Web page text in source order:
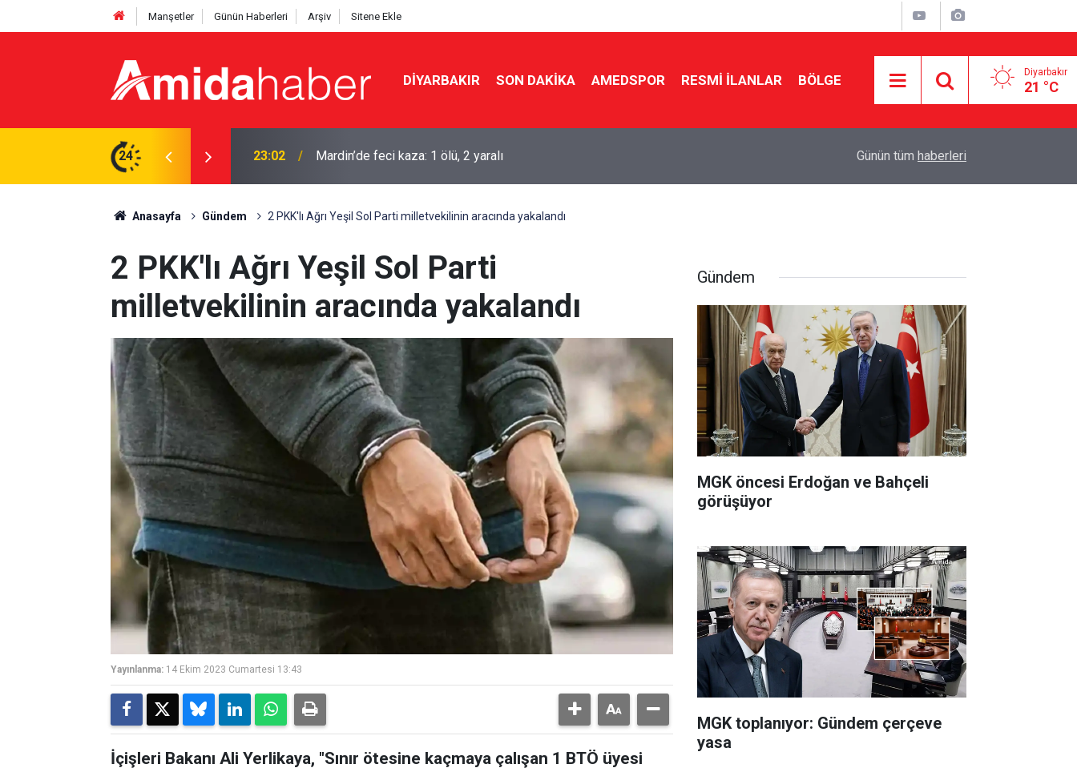
Manşetler Günün Haberleri Arşiv Sitene Ekle
DIYARBAKIR SON DAKIKA AMEDSPOR RESMI İLANLAR BÖLGE Diyarbakır
21 °C
24 22:50 Cumhurbaşkanı Erdoğan Suudi Arabistan’a gidiyor MGK’den çözüm süreci mesajı: Tarihi bir
Günün tüm haberleri
Anasayfa Gündem 2 PKK'lı Ağrı Yeşil Sol Parti milletvekilinin aracında yakalandı
2 PKK'lı Ağrı Yeşil Sol Parti
milletvekilinin aracında yakalandı
Yayınlanma: 14 Ekim 2023 Cumartesi 13:43
İçişleri Bakanı Ali Yerlikaya, "Sınır ötesine kaçmaya çalışan 1 BTÖ üyesi
Gündem
MGK öncesi Erdoğan ve Bahçeli
görüşüyor
MGK toplanıyor: Gündem çerçeve
yasa